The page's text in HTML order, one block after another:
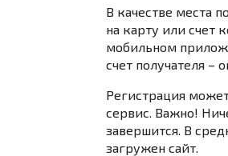
В качестве места
на карту или счет
мобильном
счет получателя –
Регистрация
сервис. Важно!
завершится. В
загружен сайт.